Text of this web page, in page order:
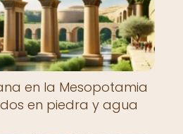
en la Mesopotamia
en piedra y agua